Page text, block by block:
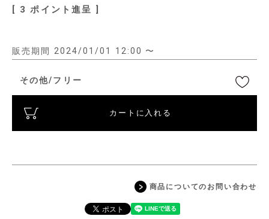
[ 3 ポイント進呈 ]
販売期間 2024/01/01 12:00 〜
その他/フリー
カートに入れる
商品についてのお問い合わせ